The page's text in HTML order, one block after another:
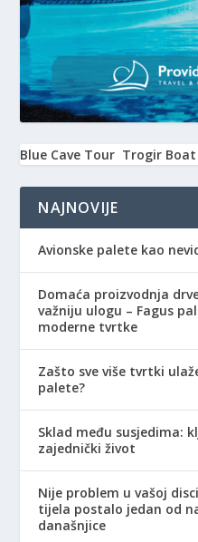
Blue Cave Tour Trogir
NAJNOVIJE
Avionske palete kao
Domaća proizvodnja
važniju ulogu – Fagus
moderne tvrtke
Zašto sve više tvrtki
palete?
Sklad među susjedima:
zajednički život
Nije problem u vašoj
tijela postalo jedan od
današnjice